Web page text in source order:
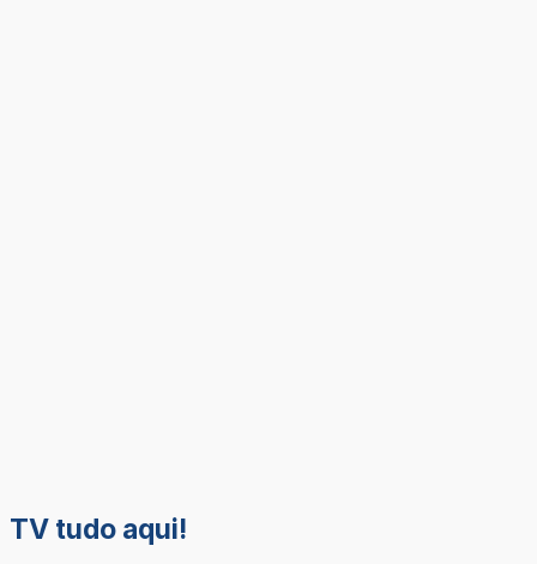
TV tudo aqui!